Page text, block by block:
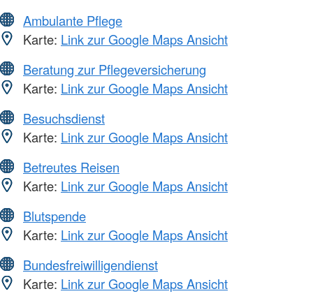
Ambulante Pflege
Karte: Link zur Google Maps Ansicht
Beratung zur Pflegeversicherung
Karte: Link zur Google Maps Ansicht
Besuchsdienst
Karte: Link zur Google Maps Ansicht
Betreutes Reisen
Karte: Link zur Google Maps Ansicht
Blutspende
Karte: Link zur Google Maps Ansicht
Bundesfreiwilligendienst
Karte: Link zur Google Maps Ansicht